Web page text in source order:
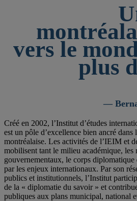
vers le
plus
—
Créé en 2002, l’Institut d’études
est un pôle d’excellence bien ancré dans
montréalaise. Les activités de l’IEIM et
mobilisent tant le milieu académique, les
gouvernementaux, le corps diplomatique
par les enjeux internationaux. Par son
publics et institutionnels, l’Institut
de la « diplomatie du savoir » et
publiques aux plans municipal, national